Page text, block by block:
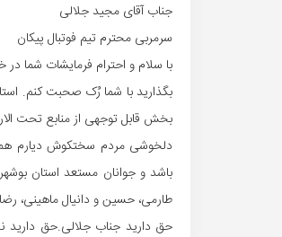
جناب آقای مجید جلالی
سرمربی محترم تیم فوتبال پیکان
با سلام و احترام فرمایشات شما
بگذارید با شما رُک صحبت کنم.
بخش قابل توجهی از منابع تحت
دلخوشی مردم سختکوش دیارم
باشد و جوانان مستعد استان
طارمی، حسین و دانیال ماهینی،
حق دارید جناب جلالی.حق دارید